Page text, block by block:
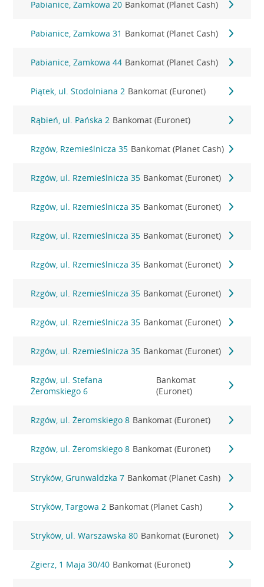
Pabianice, Zamkowa 20 Bankomat (Planet Cash)
Pabianice, Zamkowa 31 Bankomat (Planet Cash)
Pabianice, Zamkowa 44 Bankomat (Planet Cash)
Piątek, ul. Stodolniana 2 Bankomat (Euronet)
Rąbień, ul. Pańska 2 Bankomat (Euronet)
Rzgów, Rzemieślnicza 35 Bankomat (Planet Cash)
Rzgów, ul. Rzemieślnicza 35 Bankomat (Euronet)
Rzgów, ul. Rzemieślnicza 35 Bankomat (Euronet)
Rzgów, ul. Rzemieślnicza 35 Bankomat (Euronet)
Rzgów, ul. Rzemieślnicza 35 Bankomat (Euronet)
Rzgów, ul. Rzemieślnicza 35 Bankomat (Euronet)
Rzgów, ul. Rzemieślnicza 35 Bankomat (Euronet)
Rzgów, ul. Rzemieślnicza 35 Bankomat (Euronet)
Rzgów, ul. Stefana
Żeromskiego 6
Bankomat
(Euronet)
Rzgów, ul. Żeromskiego 8 Bankomat (Euronet)
Rzgów, ul. Żeromskiego 8 Bankomat (Euronet)
Stryków, Grunwaldzka 7 Bankomat (Planet Cash)
Stryków, Targowa 2 Bankomat (Planet Cash)
Stryków, ul. Warszawska 80 Bankomat (Euronet)
Zgierz, 1 Maja 30/40 Bankomat (Euronet)